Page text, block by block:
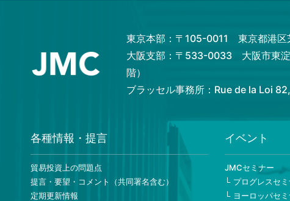
東京本部：〒105-0011 東京都港区
大阪支部：〒533-0033 大阪市東淀
階）
ブラッセル事務所：Rue de la Loi
各種情報・提言
貿易投資上の問題点
提言・要望・コメント（共同署名含む）
定期更新情報
イベント
JMCセミナー
プログレスセ
ヨーロッパセ